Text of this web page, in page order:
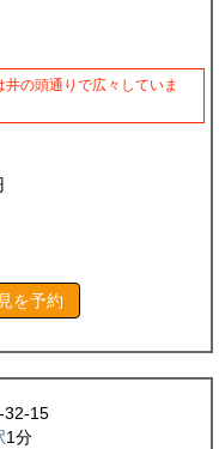
の頭通りで広々していま
を予約
32-15
1分